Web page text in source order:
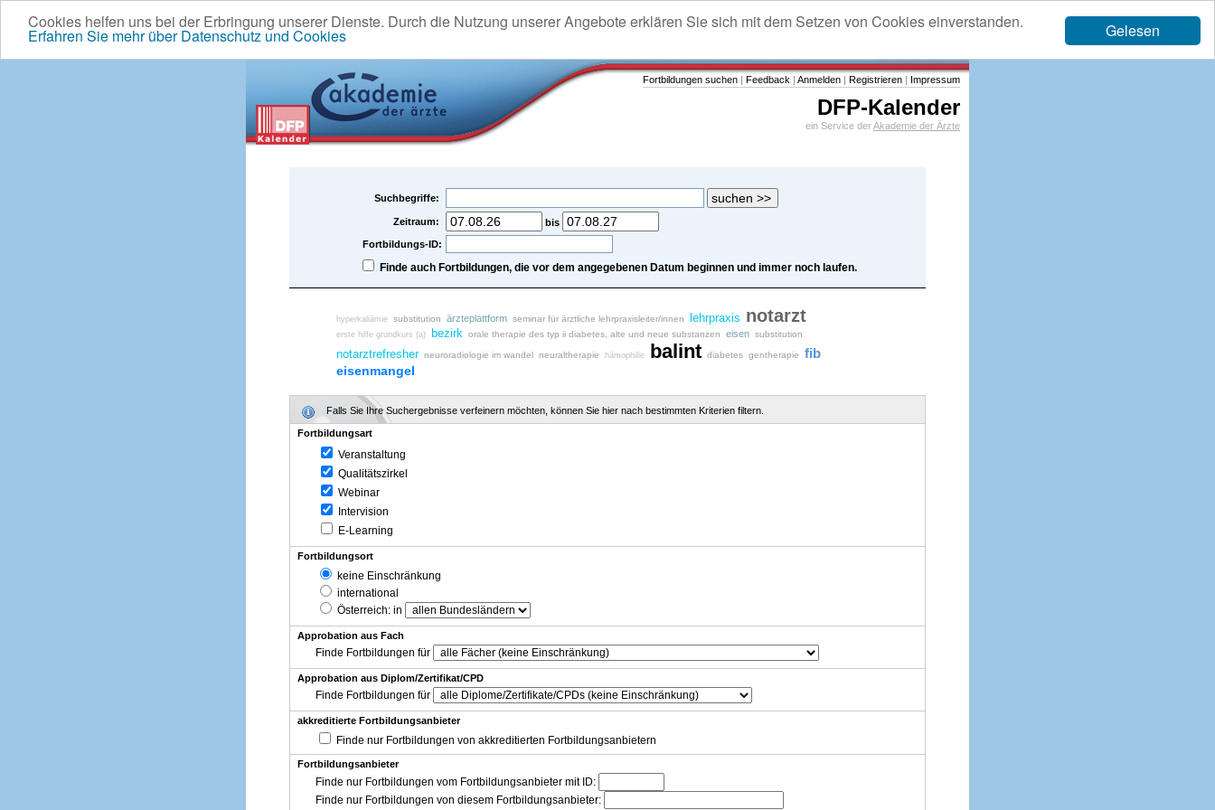
Gelesen
Cookies helfen uns bei der Erbringung unserer Dienste. Durch die Nutzung unserer Angebote erklären Sie sich mit dem Setzen von Cookies einverstanden.
Erfahren Sie mehr über Datenschutz und Cookies
Fortbildungen suchen | Feedback | Anmelden | Registrieren | Impressum
DFP-Kalender
ein Service derAkademie der Ärzte
Suchbegriffe:
Zeitraum:
bis
Fortbildungs-ID:
Finde auch Fortbildungen, die vor dem angegebenen Datum beginnen und immer noch laufen.
hyperkaliämie substitution ärzteplattform seminar für ärztliche lehrpraxisleiter/innen lehrpraxis notarzt
erste hilfe grundkurs (a) bezirk orale therapie des typ ii diabetes, alte und neue substanzen eisen substitution
notarztrefresher neuroradiologie im wandel neuraltherapie hämophilie balint diabetes gentherapie fib
eisenmangel
Falls Sie Ihre Suchergebnisse verfeinern möchten, können Sie hier nach bestimmten Kriterien filtern.
Fortbildungsart
Veranstaltung
Qualitätszirkel
Webinar
Intervision
E-Learning
Fortbildungsort
keine Einschränkung
international
Österreich: in
Approbation aus Fach
Finde Fortbildungen für
Approbation aus Diplom/Zertifikat/CPD
Finde Fortbildungen für
akkreditierte Fortbildungsanbieter
Finde nur Fortbildungen von akkreditierten Fortbildungsanbietern
Fortbildungsanbieter
Finde nur Fortbildungen vom Fortbildungsanbieter mit ID:
Finde nur Fortbildungen von diesem Fortbildungsanbieter: